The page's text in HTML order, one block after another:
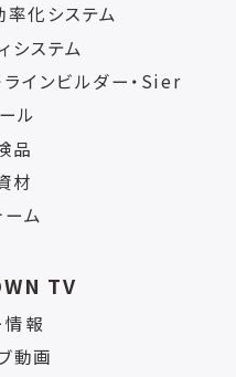
率化システム
システム
ラインビルダー・Sier
ル
品
材
ーム
TV
情報
動画